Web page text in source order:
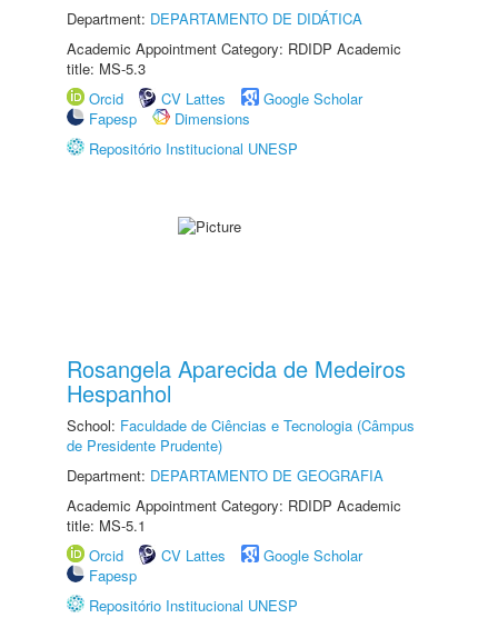
Department: DEPARTAMENTO DE DIDÁTICA
Academic Appointment Category: RDIDP Academic
title: MS-5.3
Orcid
CV Lattes
Google Scholar
Fapesp
Dimensions
Repositório Institucional UNESP
Rosangela Aparecida de Medeiros
Hespanhol
School: Faculdade de Ciências e Tecnologia (Câmpus
de Presidente Prudente)
Department: DEPARTAMENTO DE GEOGRAFIA
Academic Appointment Category: RDIDP Academic
title: MS-5.1
Orcid
CV Lattes
Google Scholar
Fapesp
Repositório Institucional UNESP